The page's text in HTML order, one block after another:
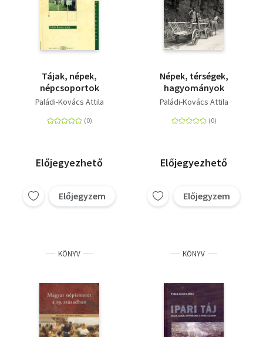
Tájak, népek,
népcsoportok
Paládi-Kovács Attila
Előjegyezhető
Előjegyzem
Népek, térségek,
hagyományok
Paládi-Kovács Attila
Előjegyezhető
Előjegyzem
KÖNYV KÖNYV